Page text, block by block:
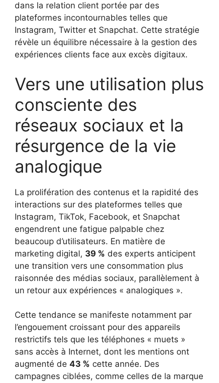
dans la relation client portée par des
plateformes incontournables telles que
Instagram, Twitter et Snapchat. Cette stratégie
révèle un équilibre nécessaire à la gestion des
expériences clients face aux excès digitaux.
Vers une utilisation plus
consciente des
réseaux sociaux et la
résurgence de la vie
analogique
La prolifération des contenus et la rapidité des
interactions sur des plateformes telles que
Instagram, TikTok, Facebook, et Snapchat
engendrent une fatigue palpable chez
beaucoup d’utilisateurs. En matière de
marketing digital, 39 % des experts anticipent
une transition vers une consommation plus
raisonnée des médias sociaux, parallèlement à
un retour aux expériences « analogiques ».
Cette tendance se manifeste notamment par
l’engouement croissant pour des appareils
restrictifs tels que les téléphones « muets »
sans accès à Internet, dont les mentions ont
augmenté de 43 % cette année. Des
campagnes ciblées, comme celles de la marque